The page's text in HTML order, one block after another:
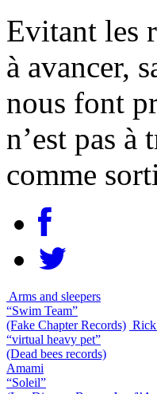
Evitant les
à avancer,
nous font
n’est pas
comme
Arms and sleepers
“Swim Team”
(Fake Chapter Records)
“virtual heavy pet”
(Dead bees records)
Amami
“Soleil”